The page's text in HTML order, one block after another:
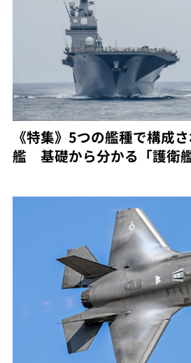
《特集》5つの艦種で構成
艦 基礎から分かる「護衛